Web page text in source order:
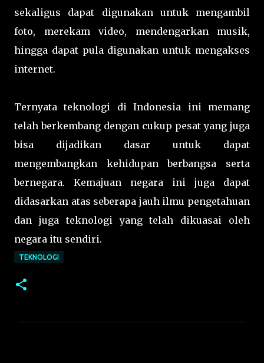
sekaligus dapat digunakan untuk mengambil
foto, merekam video, mendengarkan musik,
hingga dapat pula digunakan untuk mengakses
internet.
Ternyata teknologi di Indonesia ini memang
telah berkembang dengan cukup pesat yang juga
bisa dijadikan dasar untuk dapat
mengembangkan kehidupan berbangsa serta
bernegara. Kemajuan negara ini juga dapat
didasarkan atas seberapa jauh ilmu pengetahuan
dan juga teknologi yang telah dikuasai oleh
negara itu sendiri.
TEKNOLOGI